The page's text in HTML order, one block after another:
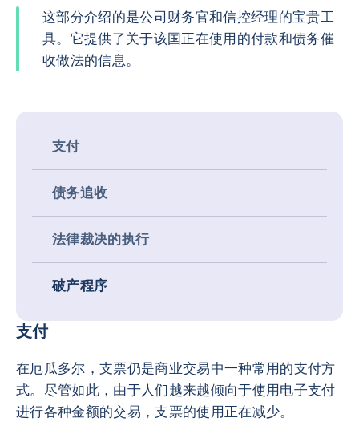
这部分介绍的是公司财务官和信控经理的宝贵工
具。它提供了关于该国正在使用的付款和债务催
收做法的信息。
支付
债务追收
法律裁决的执行
破产程序
支付
在厄瓜多尔，支票仍是商业交易中一种常用的支付方
式。尽管如此，由于人们越来越倾向于使用电子支付
进行各种金额的交易，支票的使用正在减少。